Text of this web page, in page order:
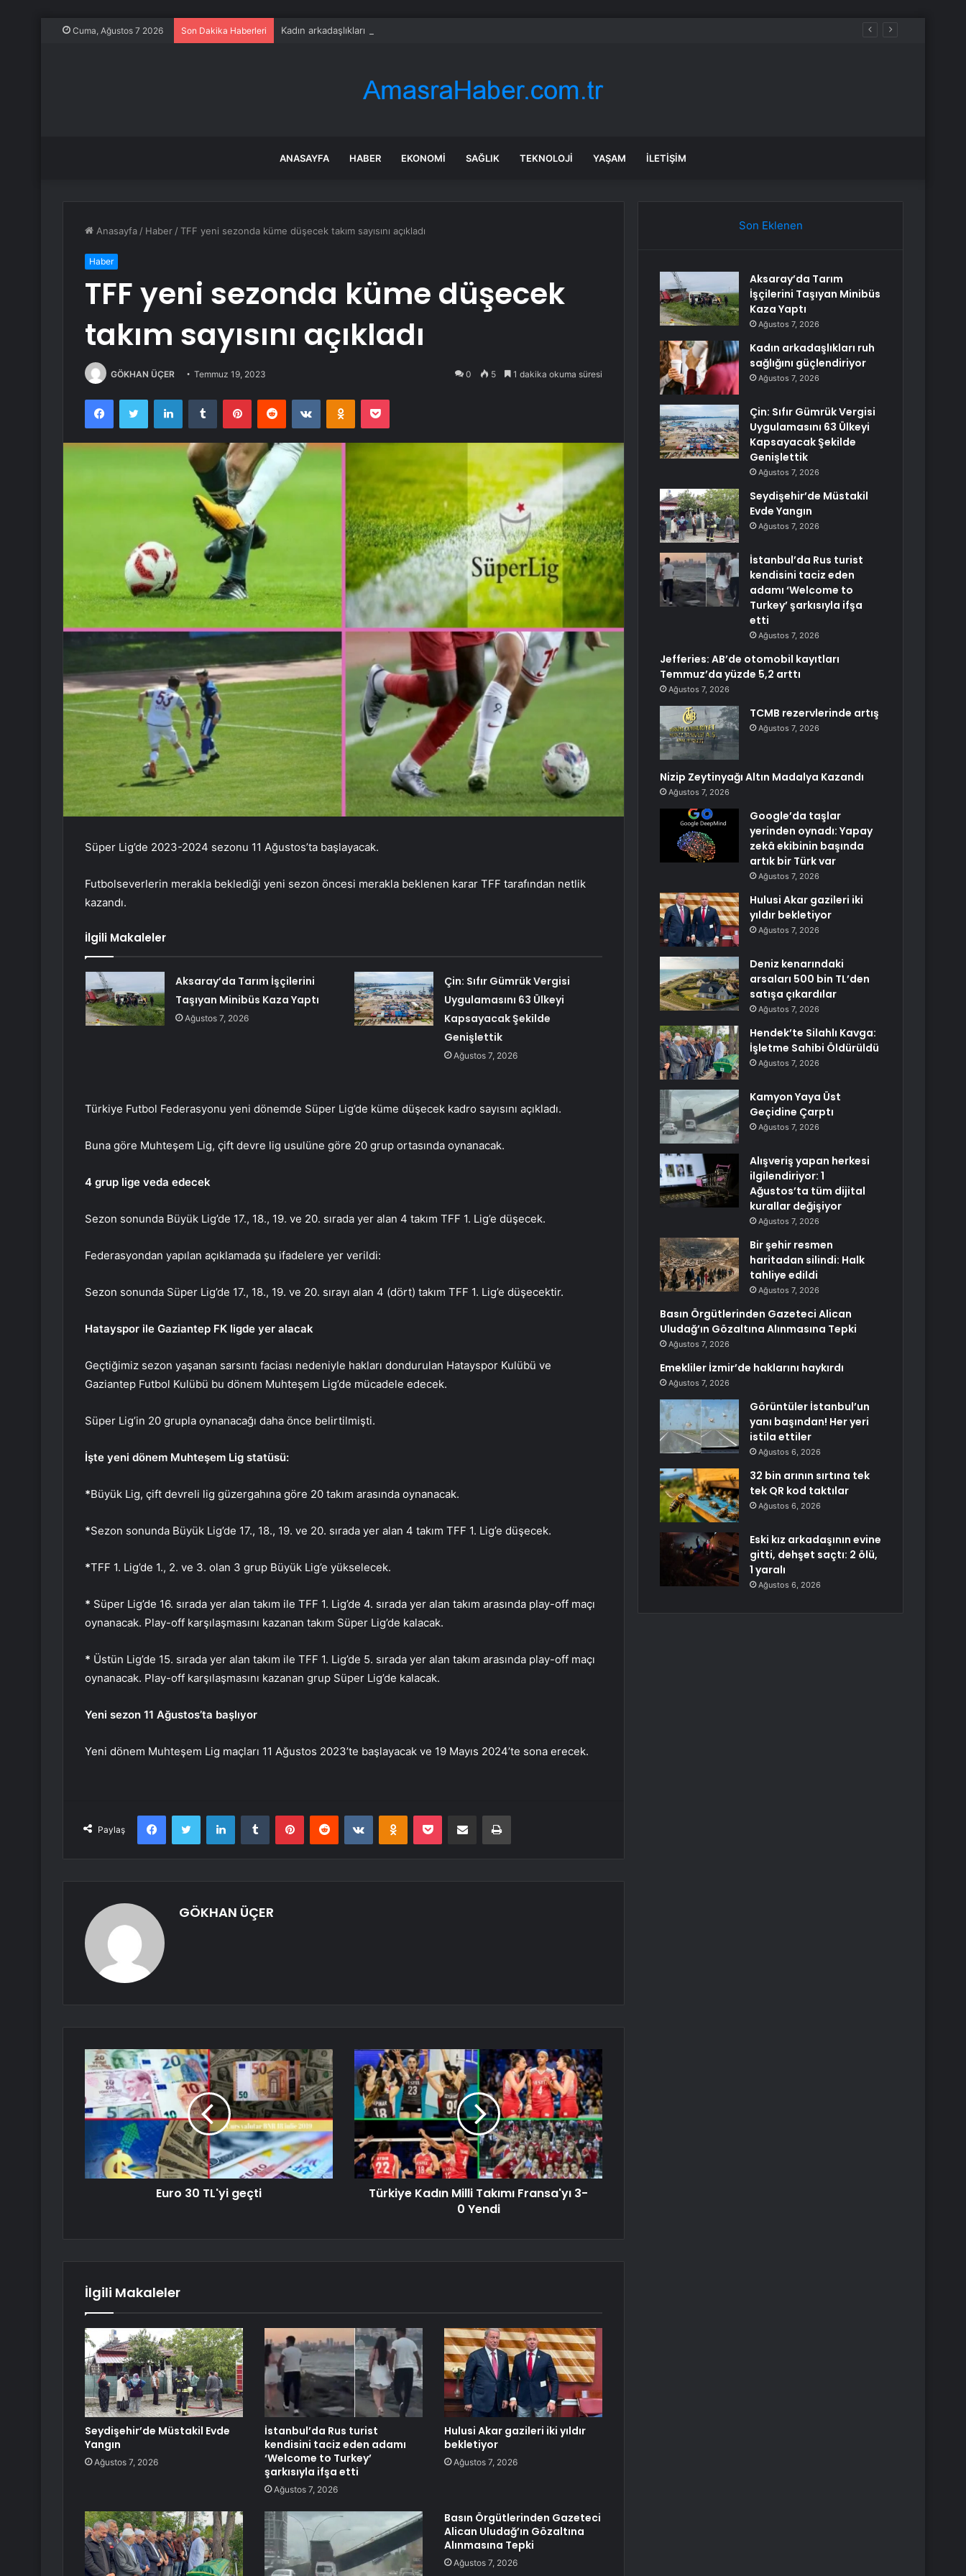
Cuma, Ağustos 7 2026 Son Dakika Haberleri Kadın arkadaşlıkları ruh sağlığını güçlendiriyor
ANASAYFA HABER EKONOMI SAĞLIK TEKNOLOJI YAŞAM İLETIŞIM
Anasayfa / Haber /TFF yeni sezonda küme düşecek takım sayısını açıkladı
Haber
TFF yeni sezonda küme düşecek
takım sayısını açıkladı
GÖKHAN ÜÇER Temmuz 19, 2023 0 5 1 dakika okuma süresi
FacebookTwitter LinkedInTumblr PinterestReddit VKontakteOdnoklassniki
Pocket
Süper Lig’de 2023-2024 sezonu 11 Ağustos’ta başlayacak.
Futbolseverlerin merakla beklediği yeni sezon öncesi merakla beklenen karar TFF tarafından netlik
kazandı.
İlgili Makaleler
Aksaray’da Tarım İşçilerini
Taşıyan Minibüs Kaza Yaptı
Ağustos 7, 2026
Çin: Sıfır Gümrük Vergisi
Uygulamasını 63 Ülkeyi
Kapsayacak Şekilde
Genişlettik
Ağustos 7, 2026
Türkiye Futbol Federasyonu yeni dönemde Süper Lig’de küme düşecek kadro sayısını açıkladı.
Buna göre Muhteşem Lig, çift devre lig usulüne göre 20 grup ortasında oynanacak.
4 grup lige veda edecek
Sezon sonunda Büyük Lig’de 17., 18., 19. ve 20. sırada yer alan 4 takım TFF 1. Lig’e düşecek.
Federasyondan yapılan açıklamada şu ifadelere yer verildi:
Sezon sonunda Süper Lig’de 17., 18., 19. ve 20. sırayı alan 4 (dört) takım TFF 1. Lig’e düşecektir.
Hatayspor ile Gaziantep FK ligde yer alacak
Geçtiğimiz sezon yaşanan sarsıntı faciası nedeniyle hakları dondurulan Hatayspor Kulübü ve
Gaziantep Futbol Kulübü bu dönem Muhteşem Lig’de mücadele edecek.
Süper Lig’in 20 grupla oynanacağı daha önce belirtilmişti.
İşte yeni dönem Muhteşem Lig statüsü:
*Büyük Lig, çift devreli lig güzergahına göre 20 takım arasında oynanacak.
*Sezon sonunda Büyük Lig’de 17., 18., 19. ve 20. sırada yer alan 4 takım TFF 1. Lig’e düşecek.
*TFF 1. Lig’de 1., 2. ve 3. olan 3 grup Büyük Lig’e yükselecek.
* Süper Lig’de 16. sırada yer alan takım ile TFF 1. Lig’de 4. sırada yer alan takım arasında play-off maçı
oynanacak. Play-off karşılaşmasını kazanan takım Süper Lig’de kalacak.
* Üstün Lig’de 15. sırada yer alan takım ile TFF 1. Lig’de 5. sırada yer alan takım arasında play-off maçı
oynanacak. Play-off karşılaşmasını kazanan grup Süper Lig’de kalacak.
Yeni sezon 11 Ağustos’ta başlıyor
Yeni dönem Muhteşem Lig maçları 11 Ağustos 2023’te başlayacak ve 19 Mayıs 2024’te sona erecek.
Paylaş
FacebookTwitter LinkedInTumblr PinterestReddit VKontakteOdnoklassniki
Pocket E-Posta ile paylaş Yazdır
GÖKHAN ÜÇER
Euro 30 TL'yi geçti
Türkiye Kadın Milli Takımı Fransa'yı 3-
0 Yendi
İlgili Makaleler
Seydişehir’de Müstakil Evde
Yangın
Ağustos 7, 2026
İstanbul’da Rus turist
kendisini taciz eden adamı
‘Welcome to Turkey’
şarkısıyla ifşa etti
Ağustos 7, 2026
Hulusi Akar gazileri iki yıldır
bekletiyor
Ağustos 7, 2026
Basın Örgütlerinden Gazeteci
Alican Uludağ’ın Gözaltına
Alınmasına Tepki
Ağustos 7, 2026
Son Eklenen
Aksaray’da Tarım
İşçilerini Taşıyan Minibüs
Kaza Yaptı
Ağustos 7, 2026
Kadın arkadaşlıkları ruh
sağlığını güçlendiriyor
Ağustos 7, 2026
Çin: Sıfır Gümrük Vergisi
Uygulamasını 63 Ülkeyi
Kapsayacak Şekilde
Genişlettik
Ağustos 7, 2026
Seydişehir’de Müstakil
Evde Yangın
Ağustos 7, 2026
İstanbul’da Rus turist
kendisini taciz eden
adamı ‘Welcome to
Turkey’ şarkısıyla ifşa
etti
Ağustos 7, 2026
Jefferies: AB’de otomobil kayıtları
Temmuz’da yüzde 5,2 arttı
Ağustos 7, 2026
TCMB rezervlerinde artış
Ağustos 7, 2026
Nizip Zeytinyağı Altın Madalya Kazandı
Ağustos 7, 2026
Google’da taşlar
yerinden oynadı: Yapay
zekâ ekibinin başında
artık bir Türk var
Ağustos 7, 2026
Hulusi Akar gazileri iki
yıldır bekletiyor
Ağustos 7, 2026
Deniz kenarındaki
arsaları 500 bin TL’den
satışa çıkardılar
Ağustos 7, 2026
Hendek’te Silahlı Kavga:
İşletme Sahibi Öldürüldü
Ağustos 7, 2026
Kamyon Yaya Üst
Geçidine Çarptı
Ağustos 7, 2026
Alışveriş yapan herkesi
ilgilendiriyor: 1
Ağustos’ta tüm dijital
kurallar değişiyor
Ağustos 7, 2026
Bir şehir resmen
haritadan silindi: Halk
tahliye edildi
Ağustos 7, 2026
Basın Örgütlerinden Gazeteci Alican
Uludağ’ın Gözaltına Alınmasına Tepki
Ağustos 7, 2026
Emekliler İzmir’de haklarını haykırdı
Ağustos 7, 2026
Görüntüler İstanbul’un
yanı başından! Her yeri
istila ettiler
Ağustos 6, 2026
32 bin arının sırtına tek
tek QR kod taktılar
Ağustos 6, 2026
Eski kız arkadaşının evine
gitti, dehşet saçtı: 2 ölü,
1 yaralı
Ağustos 6, 2026